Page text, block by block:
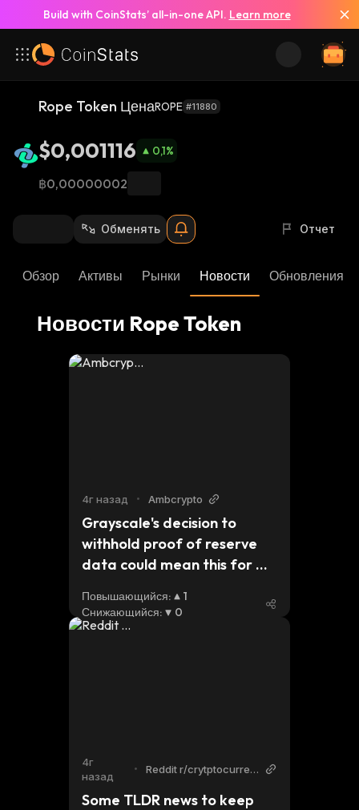
Build with CoinStats’ all-in-one API. Learn more
Rope Token ЦенаROPE #11880
$0,001116 0,1%
฿0,00000002
Обменять Отчет
Обзор Активы Рынки Новости Обновления
Новости Rope Token
Смотреть все новости
4г назад • Ambcrypto
Grayscale's decision to
withhold proof of reserve
data could mean this for
Повышающийся:
1
Снижающийся: 0
4г
назад
•
Reddit r/crytptocurren
Some TLDR news to keep